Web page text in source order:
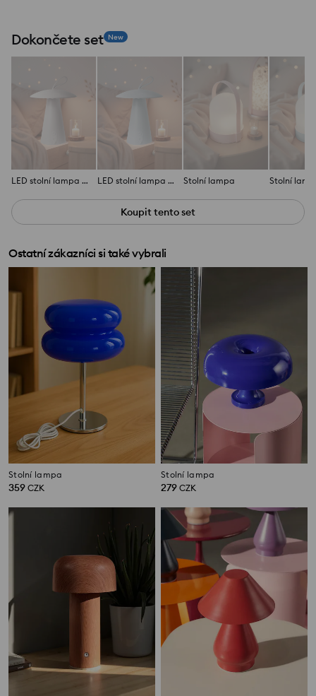
Dokončete set New
LED stolní lampa ve tvaru houby LED stolní lampa ve tvaru houby Stolní lampa Stolní
Koupit tento set
Ostatní zákazníci si také vybrali
Stolní lampa
359 CZK
Stolní lampa
279 CZK